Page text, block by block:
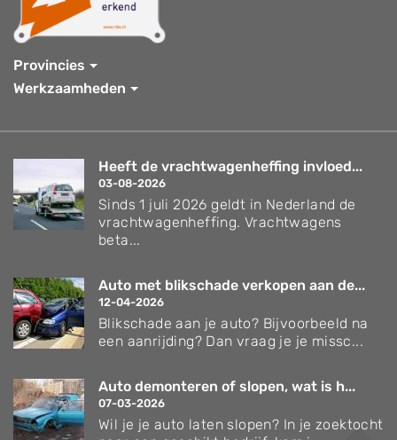
Provincies
Werkzaamheden
Heeft de vrachtwagenheffing invloed...
03-08-2026
Sinds 1 juli 2026 geldt in Nederland de
vrachtwagenheffing. Vrachtwagens
beta...
Auto met blikschade verkopen aan de...
12-04-2026
Blikschade aan je auto? Bijvoorbeeld na
een aanrijding? Dan vraag je je missc...
Auto demonteren of slopen, wat is h...
07-03-2026
Wil je je auto laten slopen? In je zoektocht